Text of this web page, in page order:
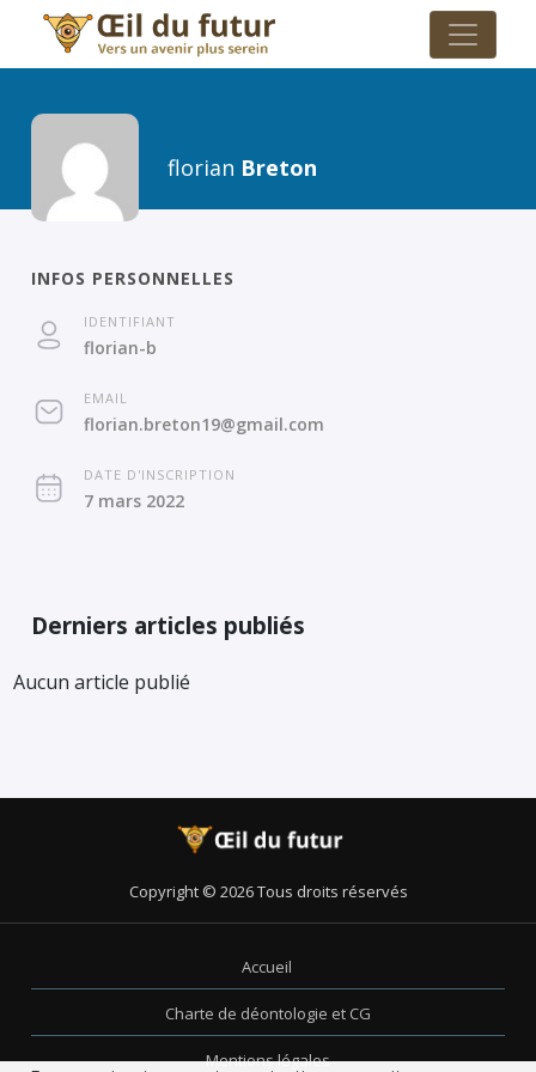
florian Breton
INFOS PERSONNELLES
IDENTIFIANT
florian-b
EMAIL
florian.breton19@gmail.com
DATE D'INSCRIPTION
7 mars 2022
Derniers articles publiés
Aucun article publié
Copyright © 2026 Tous droits réservés
Accueil
Charte de déontologie et CG
Mentions légales